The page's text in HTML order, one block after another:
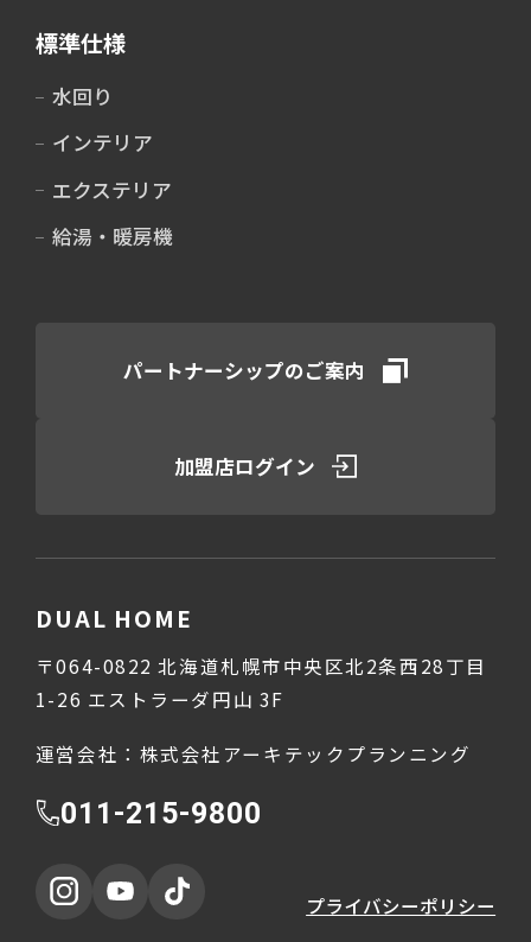
標準仕様
水回り
インテリア
エクステリア
給湯・暖房機
パートナーシップのご案内
加盟店ログイン
DUAL HOME
〒064-0822 北海道札幌市中央区北2条西28丁目
1-26 エストラーダ円山 3F
運営会社：株式会社アーキテックプランニング
011-215-9800
プライバシーポリシー